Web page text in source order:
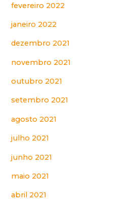
fevereiro 2022
janeiro 2022
dezembro 2021
novembro 2021
outubro 2021
setembro 2021
agosto 2021
julho 2021
junho 2021
maio 2021
abril 2021